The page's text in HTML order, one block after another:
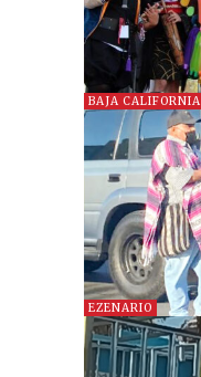
BAJA CALIFORNIA
EZENARIO